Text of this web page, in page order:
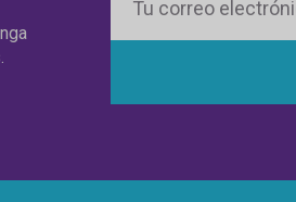
electrónico